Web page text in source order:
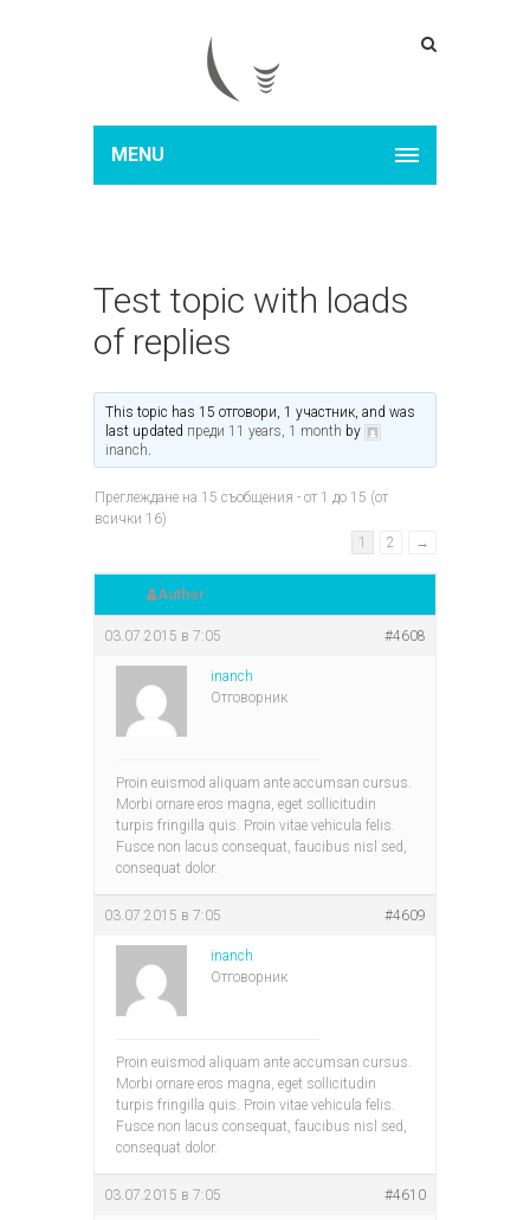
MENU
Test topic with loads
of replies
This topic has 15 отговори, 1 участник, and was
last updated преди 11 years, 1 month by
inanch.
Преглеждане на 15 съобщения - от 1 до 15 (от
всички 16)
1
2 →
Author
03.07.2015 в 7:05 #4608
inanch
Отговорник
Proin euismod aliquam ante accumsan cursus.
Morbi ornare eros magna, eget sollicitudin
turpis fringilla quis. Proin vitae vehicula felis.
Fusce non lacus consequat, faucibus nisl sed,
consequat dolor.
03.07.2015 в 7:05 #4609
inanch
Отговорник
Proin euismod aliquam ante accumsan cursus.
Morbi ornare eros magna, eget sollicitudin
turpis fringilla quis. Proin vitae vehicula felis.
Fusce non lacus consequat, faucibus nisl sed,
consequat dolor.
03.07.2015 в 7:05 #4610